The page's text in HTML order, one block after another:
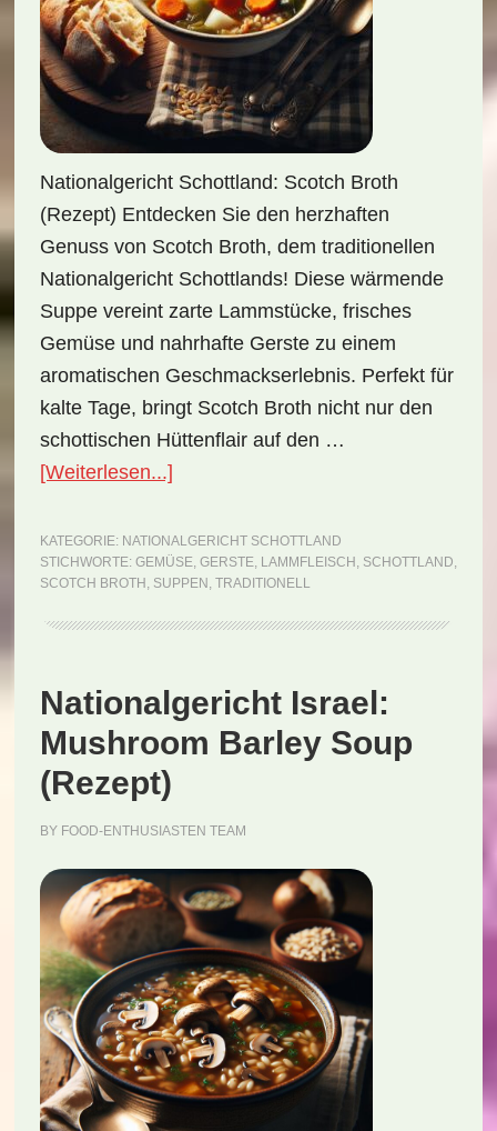
Nationalgericht Schottland: Scotch Broth
(Rezept) Entdecken Sie den herzhaften
Genuss von Scotch Broth, dem traditionellen
Nationalgericht Schottlands! Diese wärmende
Suppe vereint zarte Lammstücke, frisches
Gemüse und nahrhafte Gerste zu einem
aromatischen Geschmackserlebnis. Perfekt für
kalte Tage, bringt Scotch Broth nicht nur den
schottischen Hüttenflair auf den …
[Weiterlesen...]ÜberNationalgericht
Scotch
Broth
KATEGORIE: NATIONALGERICHT SCHOTTLAND
STICHWORTE: GEMÜSE, GERSTE, LAMMFLEISCH , SCHOTTLAND,
SCOTCH BROTH , SUPPEN , TRADITIONELL
Nationalgericht Israel:
Mushroom Barley Soup
(Rezept)
BY FOOD-ENTHUSIASTEN TEAM